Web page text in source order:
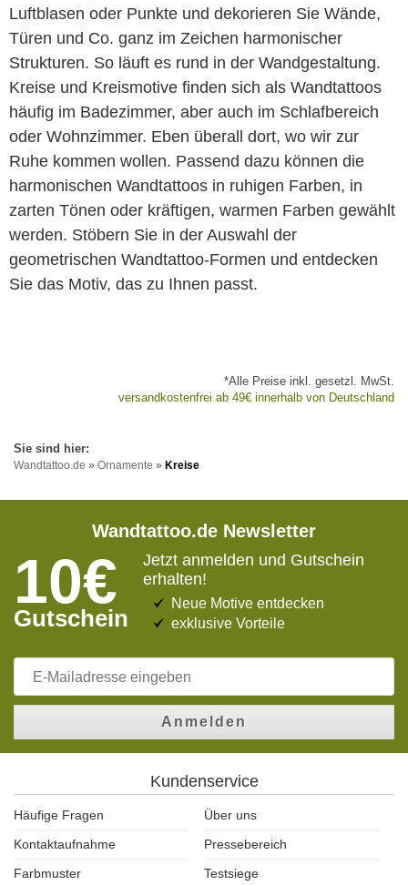
Luftblasen oder Punkte und dekorieren Sie Wände,
Türen und Co. ganz im Zeichen harmonischer
Strukturen. So läuft es rund in der Wandgestaltung.
Kreise und Kreismotive finden sich als Wandtattoos
häufig im Badezimmer, aber auch im Schlafbereich
oder Wohnzimmer. Eben überall dort, wo wir zur
Ruhe kommen wollen. Passend dazu können die
harmonischen Wandtattoos in ruhigen Farben, in
zarten Tönen oder kräftigen, warmen Farben gewählt
werden. Stöbern Sie in der Auswahl der
geometrischen Wandtattoo-Formen und entdecken
Sie das Motiv, das zu Ihnen passt.
*Alle Preise inkl. gesetzl. MwSt.
versandkostenfrei ab 49€ innerhalb von Deutschland
Wandtattoo.de » Ornamente » Kreise
Wandtattoo.de Newsletter
10€
Gutschein
Jetzt anmelden und Gutschein
erhalten!
Neue Motive entdecken
exklusive Vorteile
Anmelden
Kundenservice
Häufige Fragen
Über uns
Kontaktaufnahme
Pressebereich
Farbmuster
Testsiege